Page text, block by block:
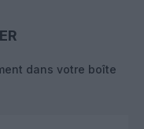
dans votre boîte